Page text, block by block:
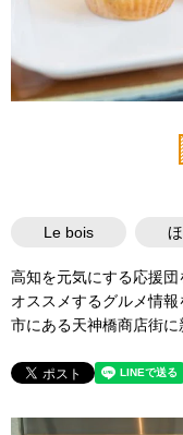
Le bois
高知を元気にする応援
オススメするグルメ情
市にある天神橋商店街に